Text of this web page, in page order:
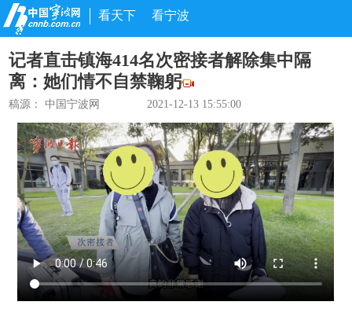
看天下 看宁波
记者直击镇海414名次密接者解除集中隔
离：她们情不自禁鞠躬
稿源： 中国宁波网 2021-12-13 15:55:00